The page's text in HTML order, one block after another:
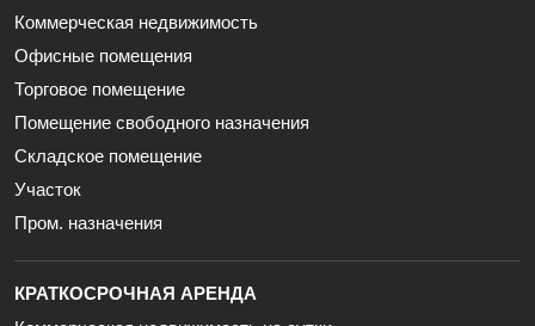
Коммерческая недвижимость
Офисные помещения
Торговое помещение
Помещение свободного назначения
Складское помещение
Участок
Пром. назначения
КРАТКОСРОЧНАЯ АРЕНДА